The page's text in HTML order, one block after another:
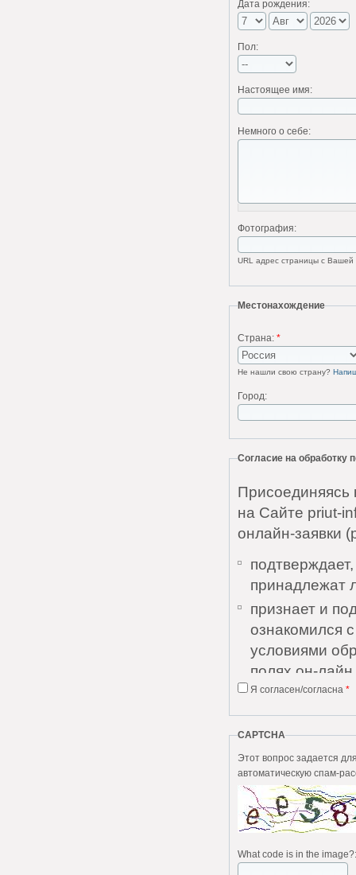
Дата рождения:
Пол:
Настоящее имя:
Немного о себе:
Фотография:
URL адрес страницы с
Местонахождение
Страна: *
Не нашли свою страну?
Город:
Согласие на обработку
на Сайте priut-
онлайн-заявки
принадлежат
признает и
ознакомился
условиями
полях он-лайн
признает и
Соглашения и
понятны;
дает
выражает
без каких-
Пользователь
Я согласен/согласна *
CAPTCHA
Этот вопрос задается для того, чтобы
автоматическую спам-
What code is in the